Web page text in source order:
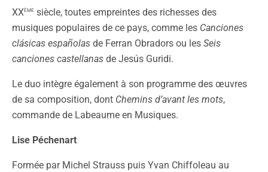
XXème siècle, toutes empreintes des richesses des
musiques populaires de ce pays, comme les Canciones
clásicas españolas de Ferran Obradors ou les Seis
canciones castellanas de Jesús Guridi.
Le duo intègre également à son programme des œuvres
de sa composition, dont Chemins d’avant les mots,
commande de Labeaume en Musiques.
Lise Péchenart
Formée par Michel Strauss puis Yvan Chiffoleau au